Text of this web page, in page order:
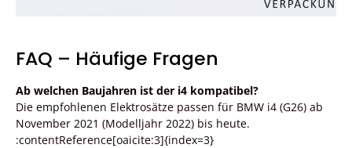
FAQ – Häufige Fragen
Ab welchen Baujahren ist der i4 kompatibel?
Die empfohlenen Elektrosätze passen für BMW i4 (G26) ab
November 2021 (Modelljahr 2022) bis heute.
:contentReference[oaicite:3]{index=3}